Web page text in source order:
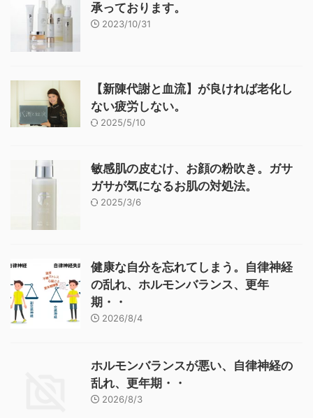
承っております。
2023/10/31
【新陳代謝と血流】が良ければ老化し
ない疲労しない。
2025/5/10
敏感肌の皮むけ、お顔の粉吹き。ガサ
ガサが気になるお肌の対処法。
2025/3/6
健康な自分を忘れてしまう。自律神経
の乱れ、ホルモンバランス、更年
期・・
2026/8/4
ホルモンバランスが悪い、自律神経の
乱れ、更年期・・
2026/8/3